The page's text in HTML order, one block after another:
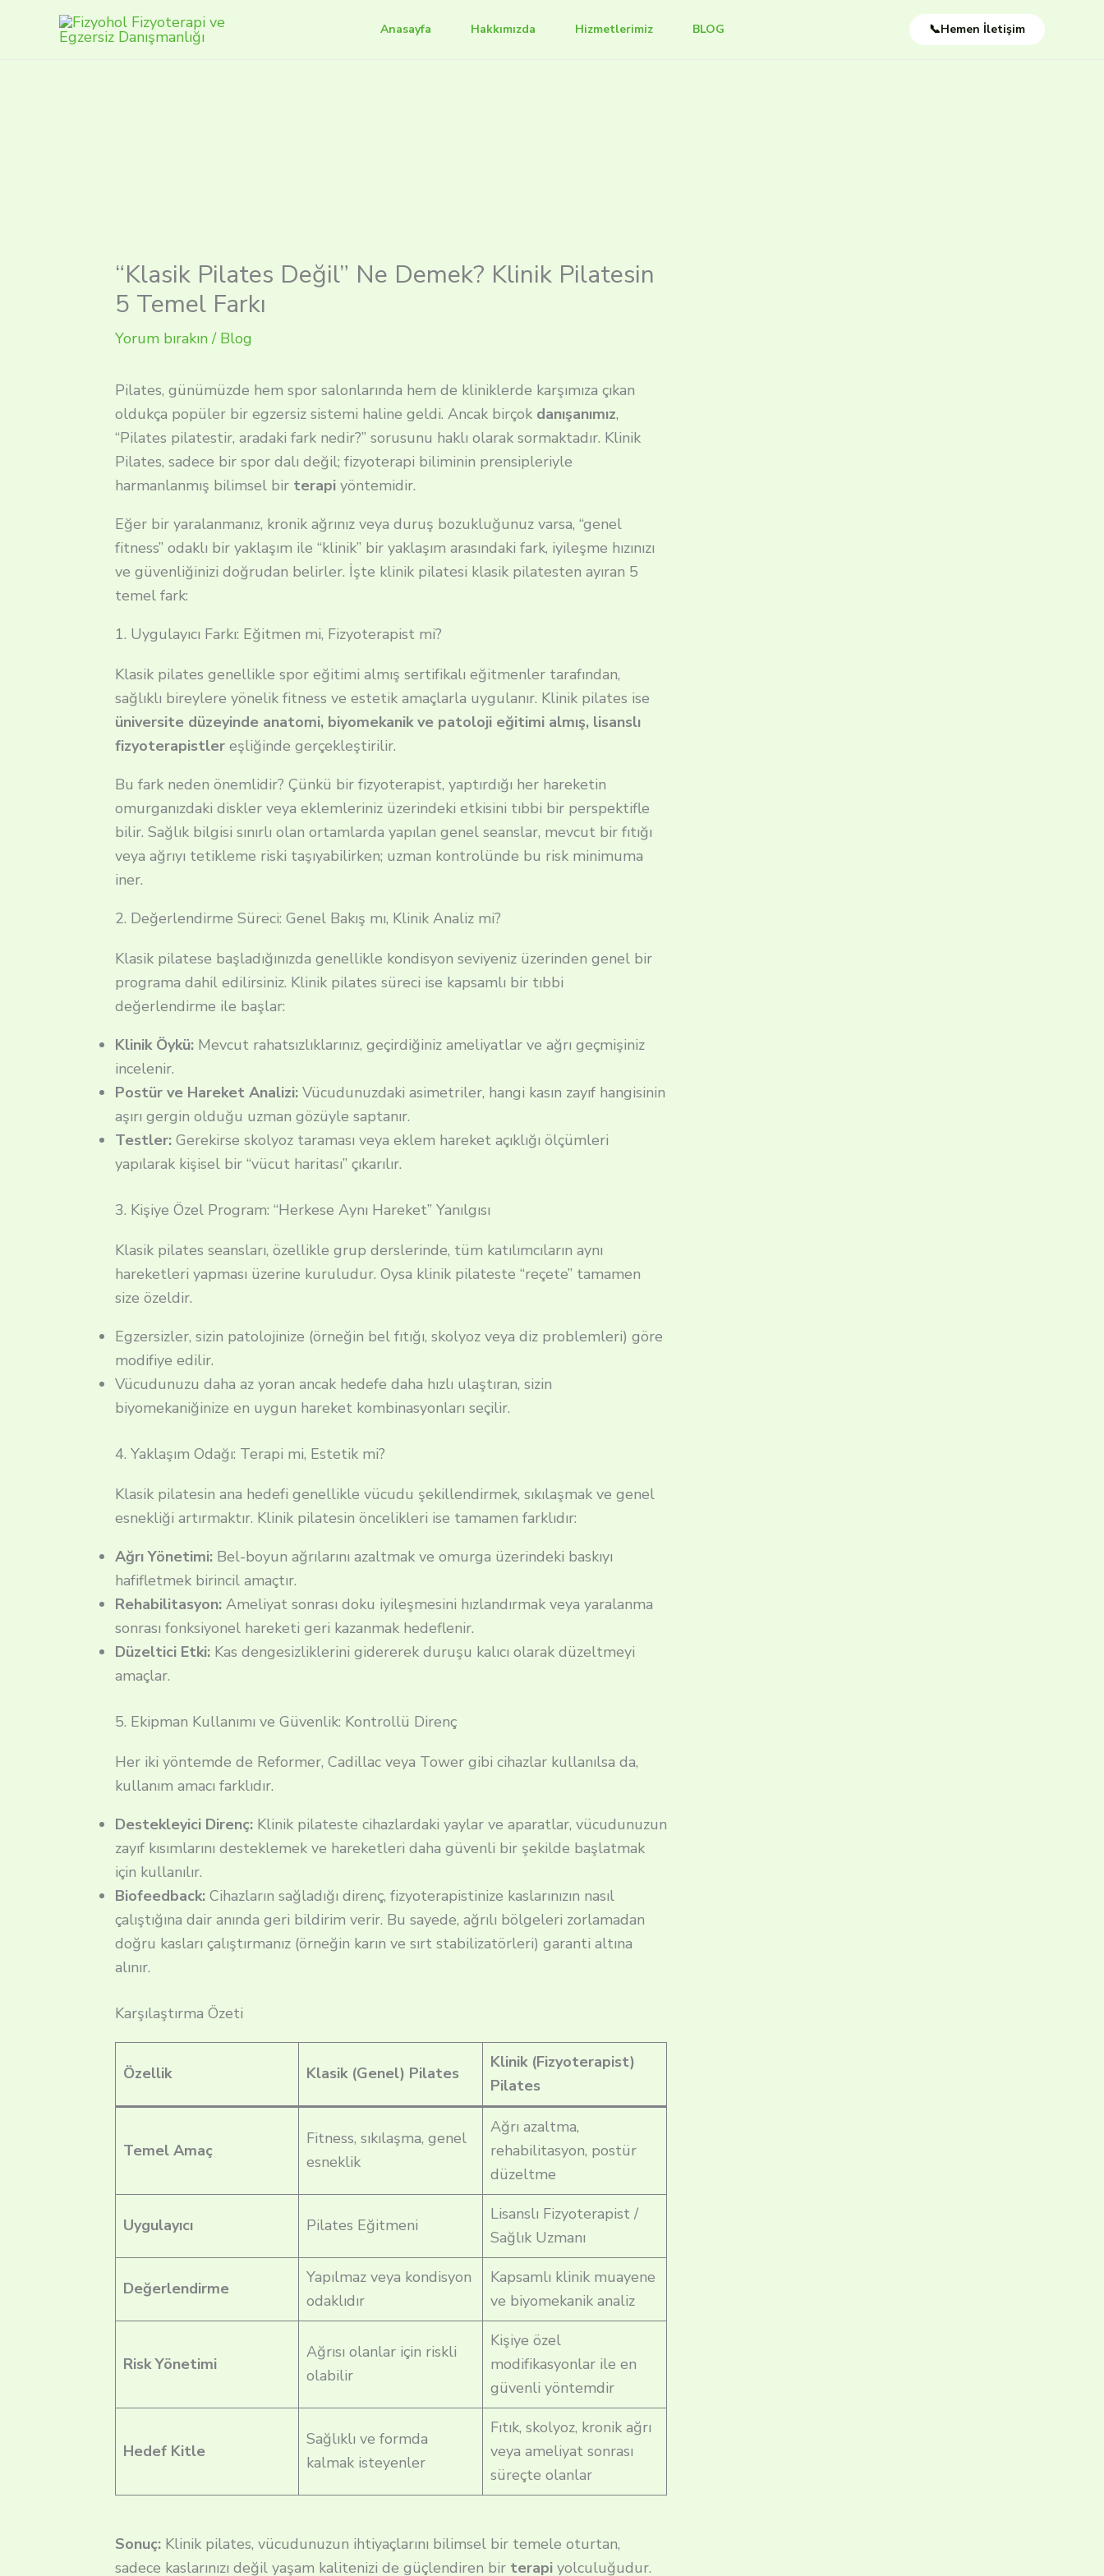
Anasayfa Hakkımızda Hizmetlerimiz BLOG 📞Hemen İletişim
“Klasik Pilates Değil” Ne Demek? Klinik Pilatesin
5 Temel Farkı
Yorum bırakın / Blog
Pilates, günümüzde hem spor salonlarında hem de kliniklerde karşımıza çıkan
oldukça popüler bir egzersiz sistemi haline geldi. Ancak birçok danışanımız,
“Pilates pilatestir, aradaki fark nedir?” sorusunu haklı olarak sormaktadır. Klinik
Pilates, sadece bir spor dalı değil; fizyoterapi biliminin prensipleriyle
harmanlanmış bilimsel bir terapi yöntemidir.
Eğer bir yaralanmanız, kronik ağrınız veya duruş bozukluğunuz varsa, “genel
fitness” odaklı bir yaklaşım ile “klinik” bir yaklaşım arasındaki fark, iyileşme hızınızı
ve güvenliğinizi doğrudan belirler. İşte klinik pilatesi klasik pilatesten ayıran 5
temel fark:
1. Uygulayıcı Farkı: Eğitmen mi, Fizyoterapist mi?
Klasik pilates genellikle spor eğitimi almış sertifikalı eğitmenler tarafından,
sağlıklı bireylere yönelik fitness ve estetik amaçlarla uygulanır. Klinik pilates ise
üniversite düzeyinde anatomi, biyomekanik ve patoloji eğitimi almış, lisanslı
fizyoterapistler eşliğinde gerçekleştirilir.
Bu fark neden önemlidir? Çünkü bir fizyoterapist, yaptırdığı her hareketin
omurganızdaki diskler veya eklemleriniz üzerindeki etkisini tıbbi bir perspektifle
bilir. Sağlık bilgisi sınırlı olan ortamlarda yapılan genel seanslar, mevcut bir fıtığı
veya ağrıyı tetikleme riski taşıyabilirken; uzman kontrolünde bu risk minimuma
iner.
2. Değerlendirme Süreci: Genel Bakış mı, Klinik Analiz mi?
Klasik pilatese başladığınızda genellikle kondisyon seviyeniz üzerinden genel bir
programa dahil edilirsiniz. Klinik pilates süreci ise kapsamlı bir tıbbi
değerlendirme ile başlar:
Klinik Öykü: Mevcut rahatsızlıklarınız, geçirdiğiniz ameliyatlar ve ağrı geçmişiniz
incelenir.
Postür ve Hareket Analizi: Vücudunuzdaki asimetriler, hangi kasın zayıf hangisinin
aşırı gergin olduğu uzman gözüyle saptanır.
Testler: Gerekirse skolyoz taraması veya eklem hareket açıklığı ölçümleri
yapılarak kişisel bir “vücut haritası” çıkarılır.
3. Kişiye Özel Program: “Herkese Aynı Hareket” Yanılgısı
Klasik pilates seansları, özellikle grup derslerinde, tüm katılımcıların aynı
hareketleri yapması üzerine kuruludur. Oysa klinik pilateste “reçete” tamamen
size özeldir.
Egzersizler, sizin patolojinize (örneğin bel fıtığı, skolyoz veya diz problemleri) göre
modifiye edilir.
Vücudunuzu daha az yoran ancak hedefe daha hızlı ulaştıran, sizin
biyomekaniğinize en uygun hareket kombinasyonları seçilir.
4. Yaklaşım Odağı: Terapi mi, Estetik mi?
Klasik pilatesin ana hedefi genellikle vücudu şekillendirmek, sıkılaşmak ve genel
esnekliği artırmaktır. Klinik pilatesin öncelikleri ise tamamen farklıdır:
Ağrı Yönetimi: Bel-boyun ağrılarını azaltmak ve omurga üzerindeki baskıyı
hafifletmek birincil amaçtır.
Rehabilitasyon: Ameliyat sonrası doku iyileşmesini hızlandırmak veya yaralanma
sonrası fonksiyonel hareketi geri kazanmak hedeflenir.
Düzeltici Etki: Kas dengesizliklerini gidererek duruşu kalıcı olarak düzeltmeyi
amaçlar.
5. Ekipman Kullanımı ve Güvenlik: Kontrollü Direnç
Her iki yöntemde de Reformer, Cadillac veya Tower gibi cihazlar kullanılsa da,
kullanım amacı farklıdır.
Destekleyici Direnç: Klinik pilateste cihazlardaki yaylar ve aparatlar, vücudunuzun
zayıf kısımlarını desteklemek ve hareketleri daha güvenli bir şekilde başlatmak
için kullanılır.
Biofeedback: Cihazların sağladığı direnç, fizyoterapistinize kaslarınızın nasıl
çalıştığına dair anında geri bildirim verir. Bu sayede, ağrılı bölgeleri zorlamadan
doğru kasları çalıştırmanız (örneğin karın ve sırt stabilizatörleri) garanti altına
alınır.
Karşılaştırma Özeti
Özellik Klasik (Genel) Pilates
Klinik (Fizyoterapist)
Pilates
Temel Amaç
Fitness, sıkılaşma, genel
esneklik
Ağrı azaltma,
rehabilitasyon, postür
düzeltme
Uygulayıcı Pilates Eğitmeni
Lisanslı Fizyoterapist /
Sağlık Uzmanı
Değerlendirme
Yapılmaz veya kondisyon
odaklıdır
Kapsamlı klinik muayene
ve biyomekanik analiz
Risk Yönetimi
Ağrısı olanlar için riskli
olabilir
Kişiye özel
modifikasyonlar ile en
güvenli yöntemdir
Hedef Kitle
Sağlıklı ve formda
kalmak isteyenler
Fıtık, skolyoz, kronik ağrı
veya ameliyat sonrası
süreçte olanlar
Sonuç: Klinik pilates, vücudunuzun ihtiyaçlarını bilimsel bir temele oturtan,
sadece kaslarınızı değil yaşam kalitenizi de güçlendiren bir terapi yolculuğudur.